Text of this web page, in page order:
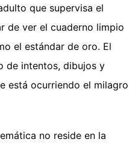
que supervisa el
de ver el cuaderno limpio
el estándar de oro. El
de intentos, dibujos y
está ocurriendo el milagro
no reside en la